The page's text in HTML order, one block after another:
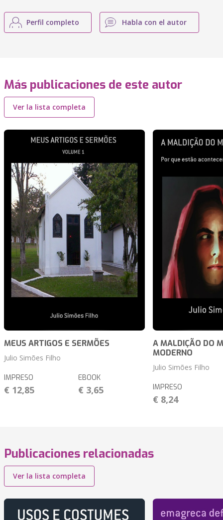
Perfil completo Habla con el autor
Más publicaciones de este autor
Ver la lista completa
MEUS ARTIGOS E SERMÕES
Julio Simões Filho
IMPRESO
€ 12,85
EBOOK
€ 3,65
A MALDIÇÃO DO
MODERNO
Julio Simões Filho
IMPRESO
€ 8,24
Publicaciones relacionadas
Ver la lista completa